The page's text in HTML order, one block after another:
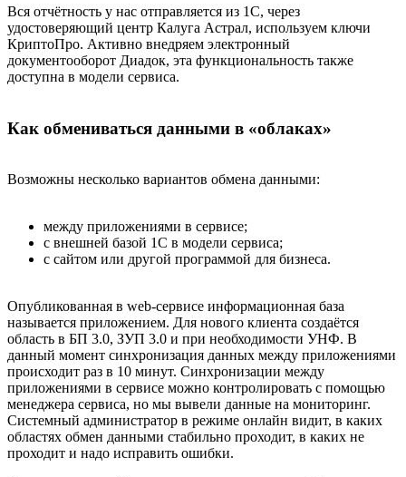
Вся отчётность у нас отправляется из 1С, через
удостоверяющий центр Калуга Астрал, используем ключи
КриптоПро. Активно внедряем электронный
документооборот Диадок, эта функциональность также
доступна в модели сервиса.
Как обмениваться данными в «облаках»
Возможны несколько вариантов обмена данными:
между приложениями в сервисе;
с внешней базой 1С в модели сервиса;
с сайтом или другой программой для бизнеса.
Опубликованная в web-сервисе информационная база
называется приложением. Для нового клиента создаётся
область в БП 3.0, ЗУП 3.0 и при необходимости УНФ. В
данный момент синхронизация данных между приложениями
происходит раз в 10 минут. Синхронизации между
приложениями в сервисе можно контролировать с помощью
менеджера сервиса, но мы вывели данные на мониторинг.
Системный администратор в режиме онлайн видит, в каких
областях обмен данными стабильно проходит, в каких не
проходит и надо исправить ошибки.